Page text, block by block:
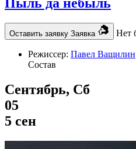
Оставить заявку Заявка Нет
Режиссер: Павел Ващилин
Состав
Сентябрь, Сб
05
5 сен